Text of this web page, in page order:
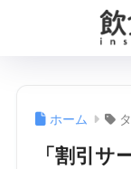
ホーム
「割引サ